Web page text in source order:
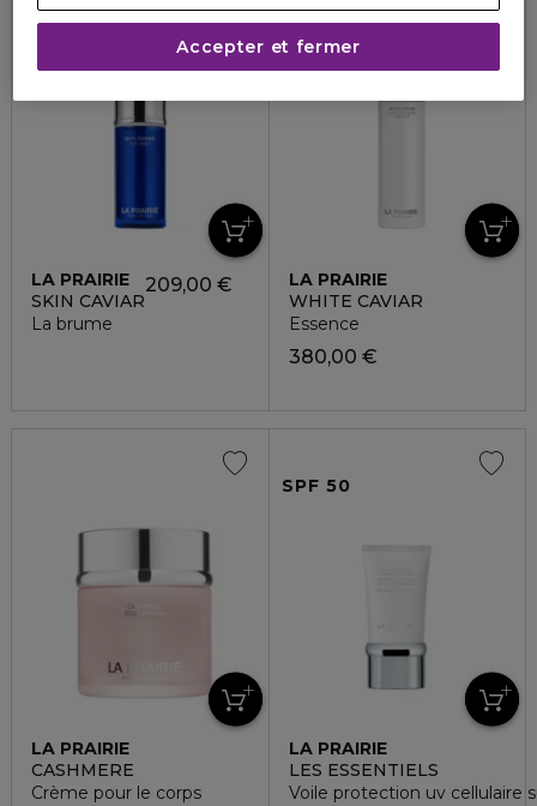
LA PRAIRIE
SKIN CAVIAR
La brume
209,00 €
LA PRAIRIE
WHITE CAVIAR
Essence
380,00 €
LA PRAIRIE
CASHMERE
Crème pour le corps
SPF 50
LA PRAIRIE
LES ESSENTIELS
Voile protection uv cellulaire
Accepter et fermer